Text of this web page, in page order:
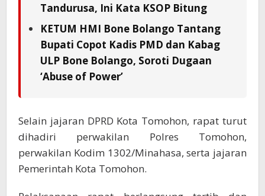
Tandurusa, Ini Kata KSOP Bitung
KETUM HMI Bone Bolango Tantang
Bupati Copot Kadis PMD dan Kabag
ULP Bone Bolango, Soroti Dugaan
‘Abuse of Power’
Selain jajaran DPRD Kota Tomohon, rapat turut
dihadiri perwakilan Polres Tomohon,
perwakilan Kodim 1302/Minahasa, serta jajaran
Pemerintah Kota Tomohon.